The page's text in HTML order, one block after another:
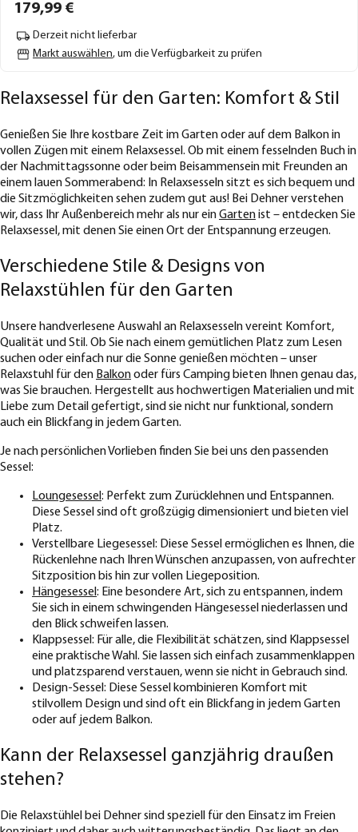
179,99 €
Derzeit nicht lieferbar
Markt auswählen, um die Verfügbarkeit zu prüfen
ReIaxsesseI für den Garten: Komfort & StiI
Genießen Sie Ihre kostbare Zeit im Garten oder auf dem Balkon in
vollen Zügen mit einem Relaxsessel. Ob mit einem fesselnden Buch in
der Nachmittagssonne oder beim Beisammensein mit Freunden an
einem lauen Sommerabend: In Relaxsesseln sitzt es sich bequem und
die Sitzmöglichkeiten sehen zudem gut aus! Bei Dehner verstehen
wir, dass Ihr Außenbereich mehr als nur einGartenist – entdecken Sie
Relaxsessel, mit denen Sie einen Ort der Entspannung erzeugen.
Verschiedene Stile & Designs von
Relaxstühlen für den Garten
Unsere handverlesene Auswahl an Relaxsesseln vereint Komfort,
Qualität und Stil. Ob Sie nach einem gemütlichen Platz zum Lesen
suchen oder einfach nur die Sonne genießen möchten – unser
Relaxstuhl für den Balkonoder fürs Camping bieten Ihnen genau das,
was Sie brauchen. Hergestellt aus hochwertigen Materialien und mit
Liebe zum Detail gefertigt, sind sie nicht nur funktional, sondern
auch ein Blickfang in jedem Garten.
Je nach persönlichen Vorlieben finden Sie bei uns den passenden
Sessel:
Loungesessel : Perfekt zum Zurücklehnen und Entspannen.
Diese Sessel sind oft großzügig dimensioniert und bieten viel
Platz.
Verstellbare Liegesessel: Diese Sessel ermöglichen es Ihnen, die
Rückenlehne nach Ihren Wünschen anzupassen, von aufrechter
Sitzposition bis hin zur vollen Liegeposition.
Hängesessel : Eine besondere Art, sich zu entspannen, indem
Sie sich in einem schwingenden Hängesessel niederlassen und
den Blick schweifen lassen.
Klappsessel: Für alle, die Flexibilität schätzen, sind Klappsessel
eine praktische Wahl. Sie lassen sich einfach zusammenklappen
und platzsparend verstauen, wenn sie nicht in Gebrauch sind.
Design-Sessel: Diese Sessel kombinieren Komfort mit
stilvollem Design und sind oft ein Blickfang in jedem Garten
oder auf jedem Balkon.
Kann der Relaxsessel ganzjährig draußen
stehen?
Die Relaxstühlel bei Dehner sind speziell für den Einsatz im Freien